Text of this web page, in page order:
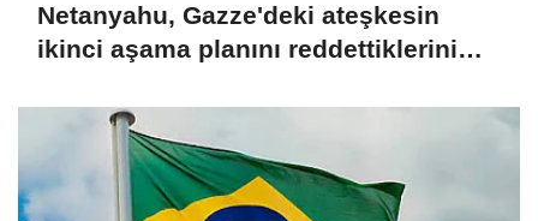
Netanyahu, Gazze'deki ateşkesin
ikinci aşama planını reddettiklerini